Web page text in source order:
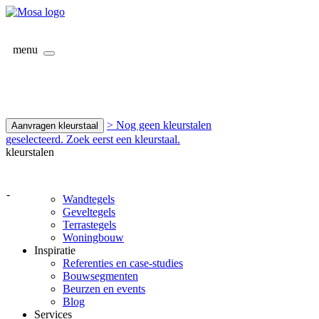
menu
Aanvragen kleurstaal
> Nog geen kleurstalen
geselecteerd. Zoek eerst een kleurstaal.
kleurstalen
-
Wandtegels
Geveltegels
Terrastegels
Woningbouw
Inspiratie
Referenties en case-studies
Bouwsegmenten
Beurzen en events
Blog
Services